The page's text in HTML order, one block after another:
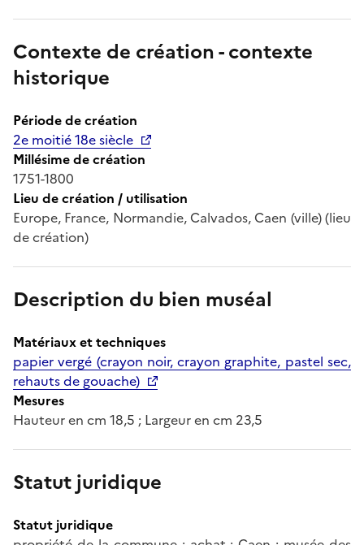
Contexte de création - contexte
historique
Période de création
2e moitié 18e siècle
Millésime de création
1751-1800
Lieu de création / utilisation
Europe, France, Normandie, Calvados, Caen (ville) (lieu
de création)
Description du bien muséal
Matériaux et techniques
papier vergé (crayon noir, crayon graphite, pastel sec,
rehauts de gouache)
Mesures
Hauteur en cm 18,5 ; Largeur en cm 23,5
Statut juridique
Statut juridique